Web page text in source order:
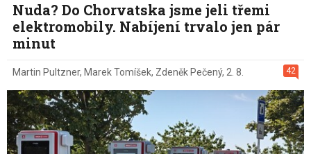
Nuda? Do Chorvatska jsme jeli třemi
elektromobily. Nabíjení trvalo jen pár
minut
42
Martin Pultzner, Marek Tomíšek, Zdeněk Pečený, 2. 8.